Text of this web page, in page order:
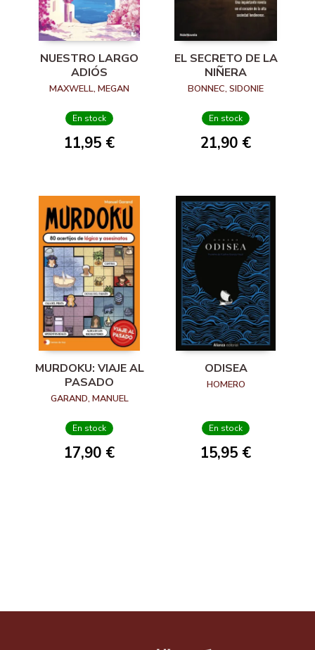
NUESTRO LARGO
ADIÓS
MAXWELL, MEGAN
En stock
11,95 €
EL SECRETO DE LA
NIÑERA
BONNEC, SIDONIE
En stock
21,90 €
MURDOKU: VIAJE AL
PASADO
GARAND, MANUEL
En stock
17,90 €
ODISEA
HOMERO
En stock
15,95 €